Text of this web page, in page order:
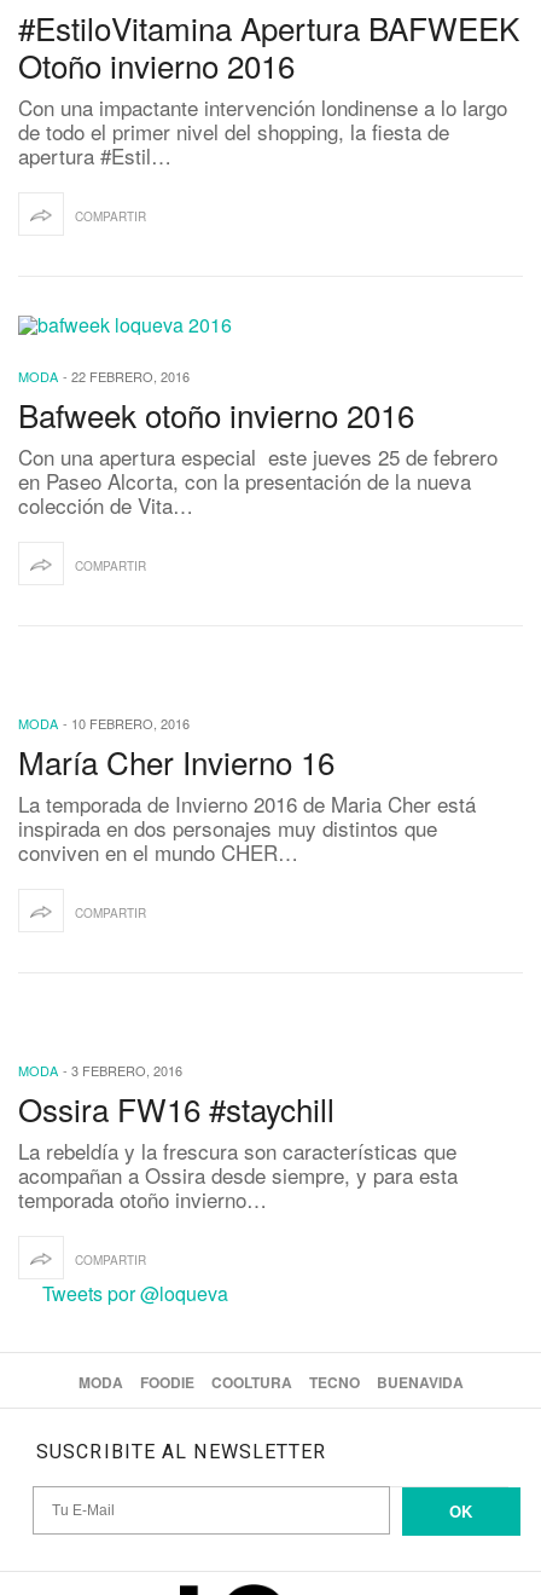
#EstiloVitamina Apertura BAFWEEK
Otoño invierno 2016
Con una impactante intervención londinense a lo largo
de todo el primer nivel del shopping, la fiesta de
apertura #Estil…
COMPARTIR
MODA - 22 FEBRERO, 2016
Bafweek otoño invierno 2016
Con una apertura especial este jueves 25 de febrero
en Paseo Alcorta, con la presentación de la nueva
colección de Vita…
COMPARTIR
MODA - 10 FEBRERO, 2016
María Cher Invierno 16
La temporada de Invierno 2016 de Maria Cher está
inspirada en dos personajes muy distintos que
conviven en el mundo CHER…
COMPARTIR
MODA - 3 FEBRERO, 2016
Ossira FW16 #staychill
La rebeldía y la frescura son características que
acompañan a Ossira desde siempre, y para esta
temporada otoño invierno…
COMPARTIR
Tweets por @loqueva
MODA FOODIE COOLTURA TECNO BUENAVIDA
SUSCRIBITE AL NEWSLETTER
OK